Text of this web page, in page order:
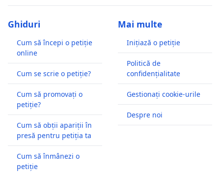
Ghiduri
Cum să începi o petiție
online
Cum se scrie o petiție?
Cum să promovați o
petiție?
Cum să obții apariții în
presă pentru petiția ta
Cum să înmânezi o
petiție
Mai multe
Inițiază o petiție
Politică de
confidențialitate
Gestionați cookie-urile
Despre noi